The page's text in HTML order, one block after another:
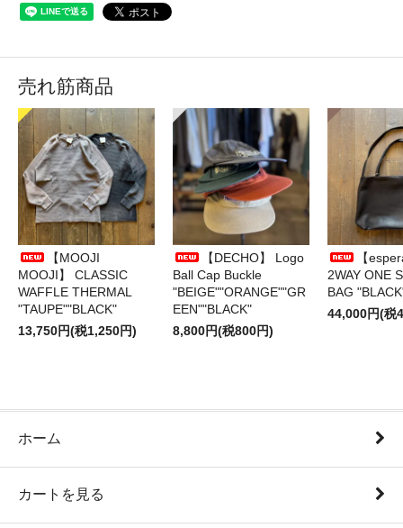
売れ筋商品
【MOOJI
MOOJI】 CLASSIC
WAFFLE THERMAL
"TAUPE""BLACK"
13,750円(税1,250円)
【DECHO】 Logo
Ball Cap Buckle
"BEIGE""ORANGE""GR
EEN""BLACK"
8,800円(税800円)
【
2WAY ONE
BAG
44,000円(税
ホーム
カートを見る